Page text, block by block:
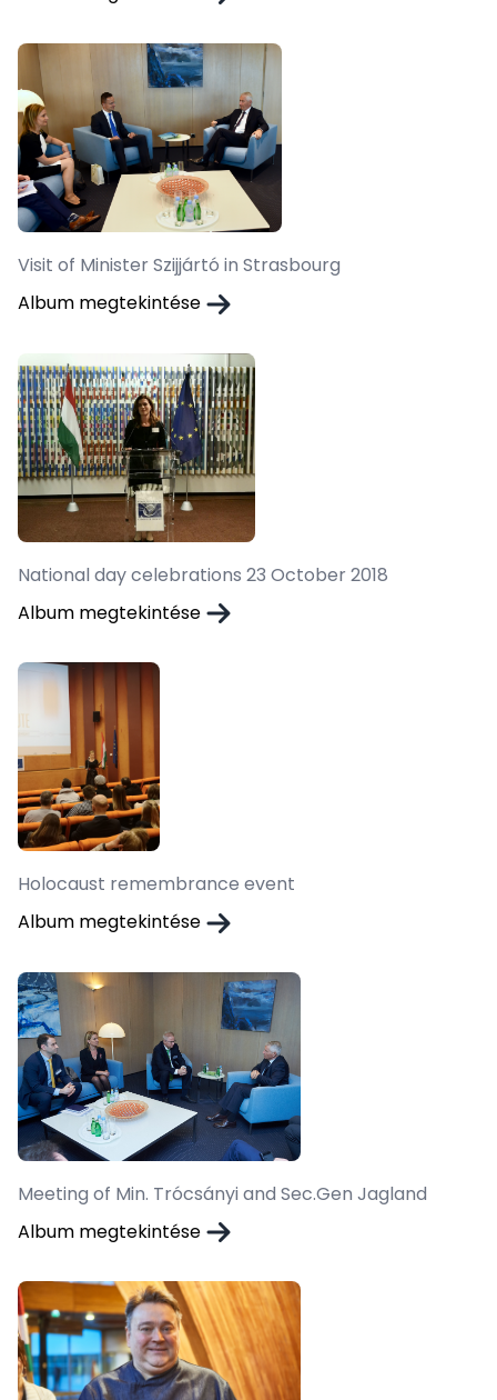
Visit of Minister Szijjártó in Strasbourg
Album megtekintése
National day celebrations 23 October 2018
Album megtekintése
Holocaust remembrance event
Album megtekintése
Meeting of Min. Trócsányi and Sec.Gen Jagland
Album megtekintése